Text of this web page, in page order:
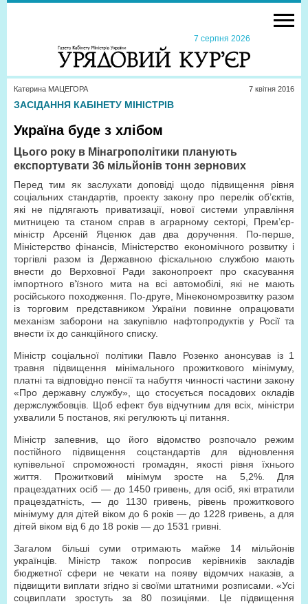
7 серпня 2026
Катерина МАЦЕГОРА 7 квiтня 2016
ЗАСІДАННЯ КАБІНЕТУ МІНІСТРІВ
Україна буде з хлібом
Цього року в Мінагрополітики планують
експортувати 36 мільйонів тонн зернових
Перед тим як заслухати доповіді щодо підвищення рівня
соціальних стандартів, проекту закону про перелік об’єктів,
які не підлягають приватизації, нової системи управління
митницею та станом справ в аграрному секторі, Прем’єр-
міністр Арсеній Яценюк дав два доручення. По-перше,
Міністерство фінансів, Міністерство економічного розвитку і
торгівлі разом із Державною фіскальною службою мають
внести до Верховної Ради законопроект про скасування
імпортного в’їзного мита на всі автомобілі, які не мають
російського походження. По-друге, Мінекономрозвитку разом
із торговим представником України повинне опрацювати
механізм заборони на закупівлю нафтопродуктів у Росії та
внести їх до санкційного списку.
Міністр соціальної політики Павло Розенко анонсував із 1
травня підвищення мінімального прожиткового мінімуму,
платні та відповідно пенсії та набуття чинності частини закону
«Про державну службу», що стосується посадових окладів
держслужбовців. Щоб ефект був відчутним для всіх, міністри
ухвалили 5 постанов, які регулюють ці питання.
Міністр запевнив, що його відомство розпочало режим
постійного підвищення соцстандартів для відновлення
купівельної спроможності громадян, якості рівня їхнього
життя. Прожитковий мінімум зросте на 5,2%. Для
працездатних осіб — до 1450 гривень, для осіб, які втратили
працездатність, — до 1130 гривень, рівень прожиткового
мінімуму для дітей віком до 6 років — до 1228 гривень, а для
дітей віком від 6 до 18 років — до 1531 гривні.
Загалом більші суми отримають майже 14 мільйонів
українців. Міністр також попросив керівників закладів
бюджетної сфери не чекати на появу відомчих наказів, а
підвищити виплати згідно зі своїми штатними розписами. «Усі
соцвиплати зростуть за 80 позиціями. Це підвищення